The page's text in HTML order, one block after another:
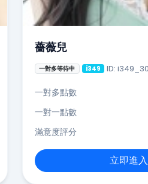
薔薇兒
一對多等待中 i349 ID:
一對多點數
一對一點數
滿意度評分
立即進入